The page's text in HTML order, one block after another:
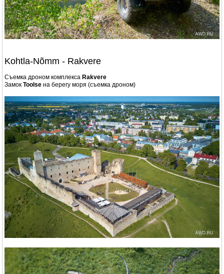
Kohtla-Nõmm - Rakvere
Съемка дроном комплекса Rakvere
Замок Toolse на берегу моря (съемка дроном)